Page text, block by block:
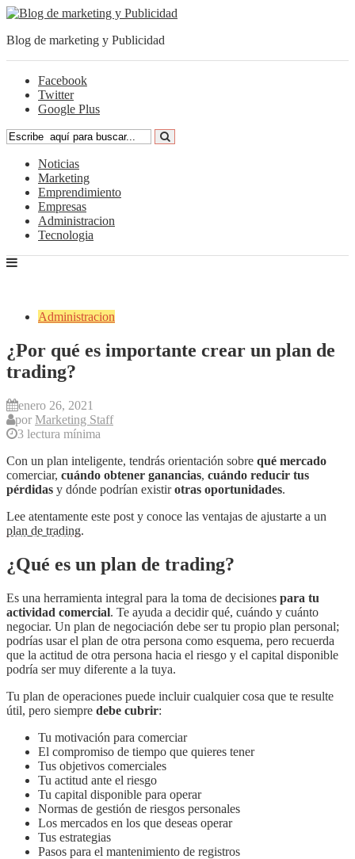
Blog de marketing y Publicidad
Facebook
Twitter
Google Plus
Noticias
Marketing
Emprendimiento
Empresas
Administracion
Tecnologia
Administracion
¿Por qué es importante crear un plan de
trading?
enero 26, 2021
por Marketing Staff
3 lectura mínima
Con un plan inteligente, tendrás orientación sobre qué mercado
comerciar, cuándo obtener ganancias, cuándo reducir tus
pérdidas y dónde podrían existirotras oportunidades.
Lee atentamente este post y conoce las ventajas de ajustarte a un
plan de trading.
¿Qué es un plan de trading?
Es una herramienta integral para la toma de decisiones para tu
actividad comercial. Te ayuda a decidir qué, cuándo y cuánto
negociar. Un plan de negociación debe ser tu propio plan personal;
podrías usar el plan de otra persona como esquema, pero recuerda
que la actitud de otra persona hacia el riesgo y el capital disponible
podría ser muy diferente a la tuya.
Tu plan de operaciones puede incluir cualquier cosa que te resulte
útil, pero siempre debe cubrir:
Tu motivación para comerciar
El compromiso de tiempo que quieres tener
Tus objetivos comerciales
Tu actitud ante el riesgo
Tu capital disponible para operar
Normas de gestión de riesgos personales
Los mercados en los que deseas operar
Tus estrategias
Pasos para el mantenimiento de registros